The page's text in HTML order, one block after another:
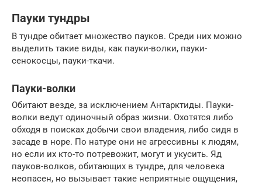
Пауки тундры
В тундре обитает множество пауков. Среди них можно
выделить такие виды, как пауки-волки, пауки-
сенокосцы, пауки-ткачи.
Пауки-волки
Обитают везде, за исключением Антарктиды. Пауки-
волки ведут одиночный образ жизни. Охотятся либо
обходя в поисках добычи свои владения, либо сидя в
засаде в норе. По натуре они не агрессивны к людям,
но если их кто-то потревожит, могут и укусить. Яд
пауков-волков, обитающих в тундре, для человека
неопасен, но вызывает такие неприятные ощущения,